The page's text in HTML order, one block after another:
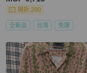
現折 200
全新品 台灣 免運